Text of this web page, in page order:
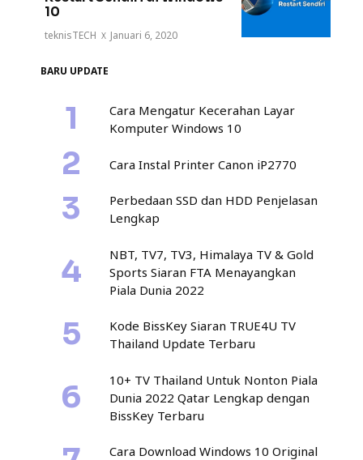
10
teknisTECH · Januari 6, 2020
BARU UPDATE
Cara Mengatur Kecerahan Layar
Komputer Windows 10
Cara Instal Printer Canon iP2770
Perbedaan SSD dan HDD Penjelasan
Lengkap
NBT, TV7, TV3, Himalaya TV & Gold
Sports Siaran FTA Menayangkan
Piala Dunia 2022
Kode BissKey Siaran TRUE4U TV
Thailand Update Terbaru
10+ TV Thailand Untuk Nonton Piala
Dunia 2022 Qatar Lengkap dengan
BissKey Terbaru
Cara Download Windows 10 Original